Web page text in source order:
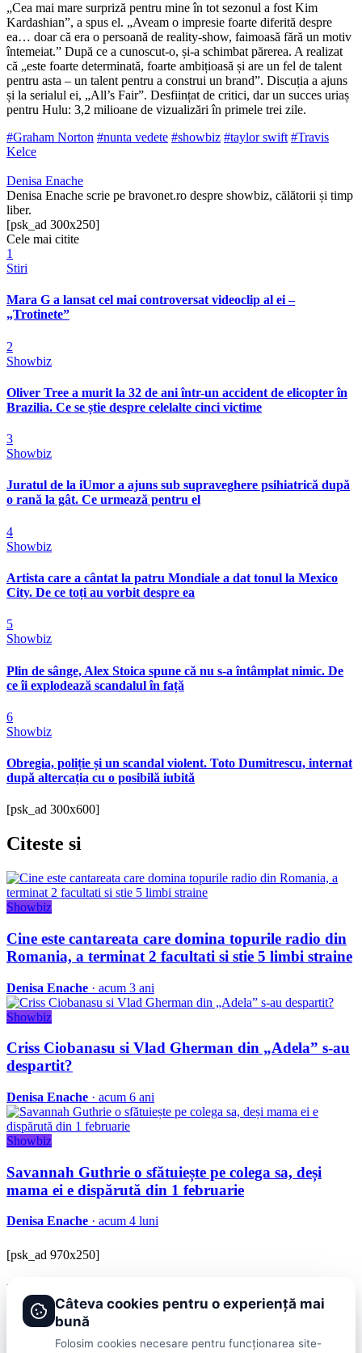
„Cea mai mare surpriză pentru mine în tot sezonul a fost Kim
Kardashian”, a spus el. „Aveam o impresie foarte diferită despre
ea… doar că era o persoană de reality-show, faimoasă fără un motiv
întemeiat.” După ce a cunoscut-o, și-a schimbat părerea. A realizat
că „este foarte determinată, foarte ambițioasă și are un fel de talent
pentru asta – un talent pentru a construi un brand”. Discuția a ajuns
și la serialul ei, „All’s Fair”. Desființat de critici, dar un succes uriaș
pentru Hulu: 3,2 milioane de vizualizări în primele trei zile.
#Graham Norton #nunta vedete #showbiz #taylor swift #Travis
Kelce
Denisa Enache
Denisa Enache scrie pe bravonet.ro despre showbiz, călătorii și timp
liber.
[psk_ad 300x250]
Cele mai citite
1
Stiri
Mara G a lansat cel mai controversat videoclip al ei –
„Trotinete”
2
Showbiz
Oliver Tree a murit la 32 de ani într-un accident de elicopter în
Brazilia. Ce se știe despre celelalte cinci victime
3
Showbiz
Juratul de la iUmor a ajuns sub supraveghere psihiatrică după
o rană la gât. Ce urmează pentru el
4
Showbiz
Artista care a cântat la patru Mondiale a dat tonul la Mexico
City. De ce toți au vorbit despre ea
5
Showbiz
Plin de sânge, Alex Stoica spune că nu s-a întâmplat nimic. De
ce îi explodează scandalul în față
6
Showbiz
Obregia, poliție și un scandal violent. Toto Dumitrescu, internat
după altercația cu o posibilă iubită
[psk_ad 300x600]
Citeste si
Showbiz
Cine este cantareata care domina topurile radio din
Romania, a terminat 2 facultati si stie 5 limbi straine
Denisa Enache · acum 3 ani
Showbiz
Criss Ciobanasu si Vlad Gherman din „Adela” s-au
despartit?
Denisa Enache · acum 6 ani
Showbiz
Savannah Guthrie o sfătuiește pe colega sa, deși
mama ei e dispărută din 1 februarie
Denisa Enache · acum 4 luni
[psk_ad 970x250]
BRAVOnet
Showbiz, vedete si tot ce misca in lumea mondena
Câteva cookies pentru o experiență mai
bună
Folosim cookies necesare pentru funcționarea site-